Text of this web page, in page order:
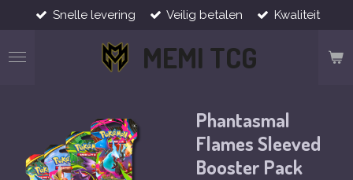
direct
naar
MEMI TCG
Snelle levering Veilig betalen Kwaliteit
Phantasmal
Flames Sleeved
Booster Pack